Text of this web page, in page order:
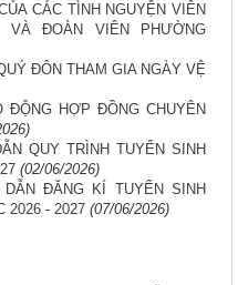
CÁC TÌNH NGUYỆN VIÊN
VÀ ĐOÀN VIÊN PHƯỜNG
ĐÔN THAM GIA NGÀY VỆ
ĐỘNG HỢP ĐỒNG CHUYÊN
QUY TRÌNH TUYỂN SINH
(02/06/2026)
ĐĂNG KÍ TUYỂN SINH
2026 - 2027 (07/06/2026)